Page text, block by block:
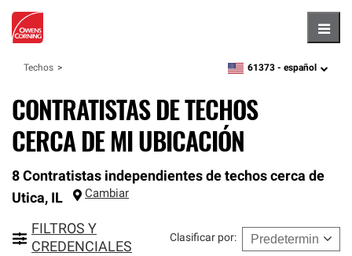
Techos zipcode, language
61373 - español
CONTRATISTAS DE TECHOS
CERCA DE MI UBICACIÓN
8 Contratistas independientes de techos cerca de
Utica, IL Cambiar
FILTROS Y
CREDENCIALES
Clasificar por: